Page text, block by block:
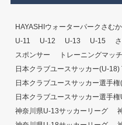
HAYASHIウォーターパークさむ
U-11
U-12 U-13 U-15
スポンサー
トレーニングマッチ
日本クラブユースサッカー(U-
日本クラブユースサッカー選手
日本クラブユースサッカー選手
神奈川県U-13サッカーリーグ